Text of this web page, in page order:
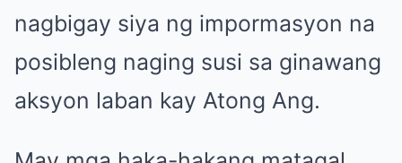
nagbigay siya ng impormasyon na
posibleng naging susi sa ginawang
aksyon laban kay Atong Ang.